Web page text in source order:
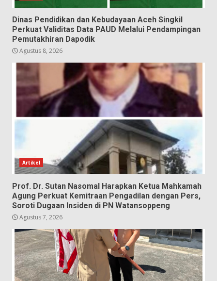
Dinas Pendidikan dan Kebudayaan Aceh Singkil
Perkuat Validitas Data PAUD Melalui Pendampingan
Pemutakhiran Dapodik
Agustus 8, 2026
Artikel
Prof. Dr. Sutan Nasomal Harapkan Ketua Mahkamah
Agung Perkuat Kemitraan Pengadilan dengan Pers,
Soroti Dugaan Insiden di PN Watansoppeng
Agustus 7, 2026